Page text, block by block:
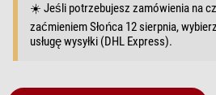
☀️ Jeśli potrzebujesz zamówienia na
zaćmieniem Słońca 12 sierpnia,
usługę wysyłki (DHL Express).